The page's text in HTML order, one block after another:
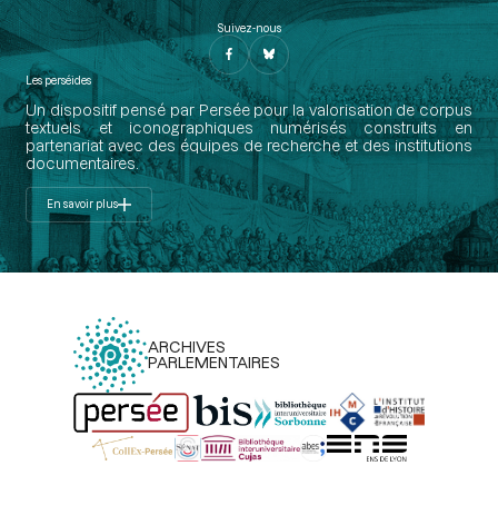
Suivez-nous
Les perséides
Un dispositif pensé par Persée pour la valorisation de corpus
textuels et iconographiques numérisés construits en
partenariat avec des équipes de recherche et des institutions
documentaires.
En savoir plus
ARCHIVES
PARLEMENTAIRES